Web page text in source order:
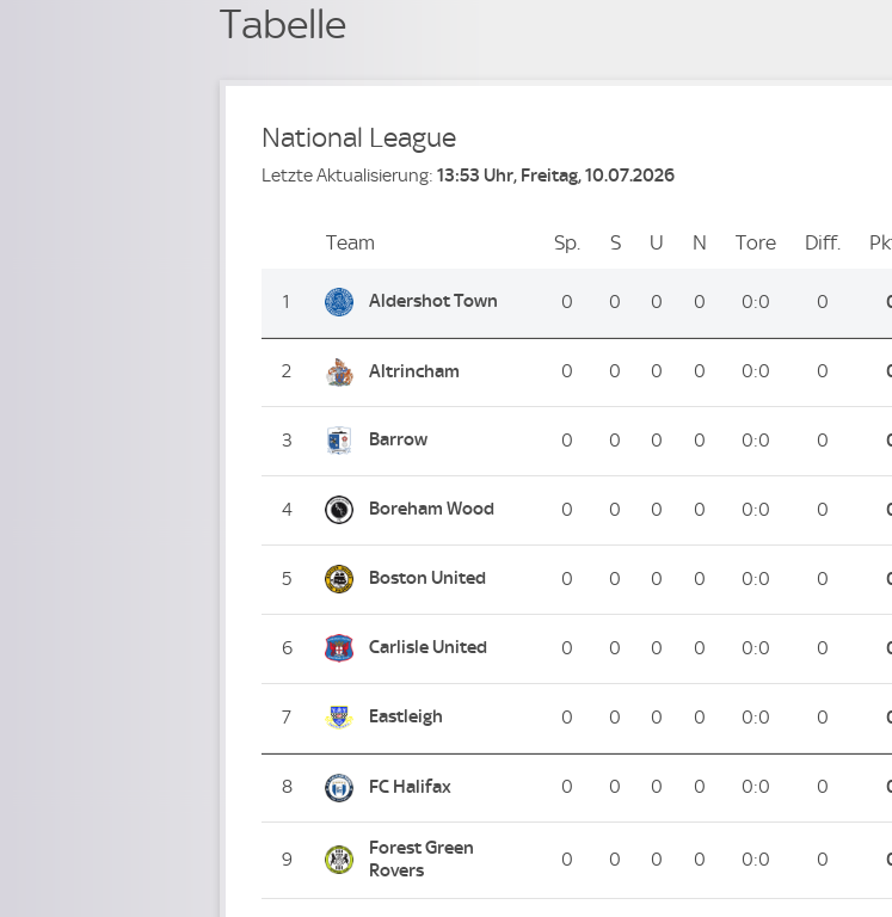
Tabelle
National League
Letzte Aktualisierung: 13:53 Uhr, Freitag, 10.07.2026
PlatzTeam Sp. Spiele
SSiege
U Unentschieden
N Niederlagen
Tore ToreDiff.
1 Aldershot Town 0 0 0 0 0:0 0
2 Altrincham 0 0 0 0 0:0 0
3 Barrow 0 0 0 0 0:0 0
4 Boreham Wood 0 0 0 0 0:0 0
5 Boston United 0 0 0 0 0:0 0
6 Carlisle United 0 0 0 0 0:0 0
7 Eastleigh 0 0 0 0 0:0 0
8 FC Halifax 0 0 0 0 0:0 0
9
Forest Green
Rovers
0 0 0 0 0:0 0